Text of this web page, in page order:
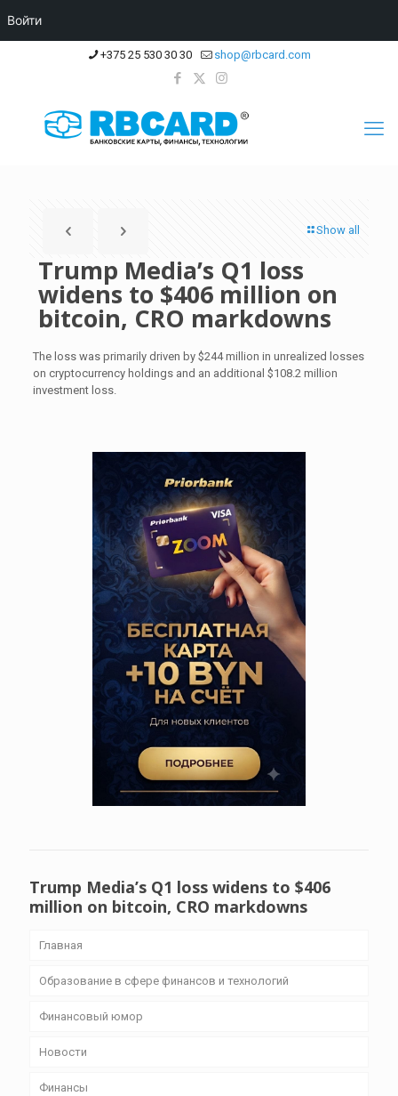
+375 25 530 30 30 shop@rbcard.com
Show all
Trump Media’s Q1 loss
widens to $406 million on
bitcoin, CRO markdowns
The loss was primarily driven by $244 million in unrealized losses
on cryptocurrency holdings and an additional $108.2 million
investment loss.
Trump Media’s Q1 loss widens to $406
million on bitcoin, CRO markdowns
Главная
Образование в сфере финансов и технологий
Финансовый юмор
Новости
Финансы
Войти